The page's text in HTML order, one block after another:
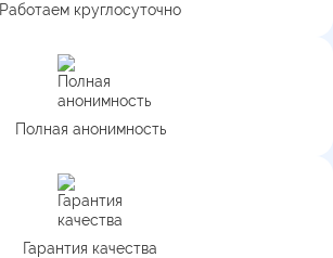
Работаем круглосуточно
Полная анонимность
Гарантия качества